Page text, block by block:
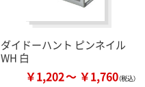
ダイドーハント ピンネイル
WH 白
￥1,202 ￥1,760